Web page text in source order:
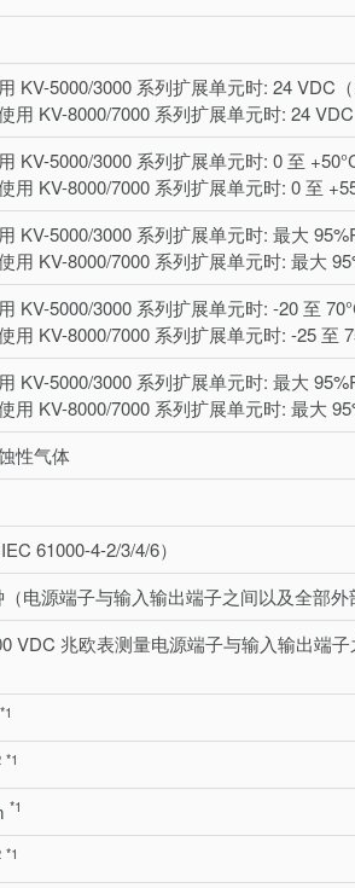
KV-5000/3000 系列扩展单元时: 24 VDC（
用 KV-8000/7000 系列扩展单元时: 24 VDC
KV-5000/3000 系列扩展单元时: 0 至
用 KV-8000/7000 系列扩展单元时: 0 至
KV-5000/3000 系列扩展单元时: 最大
用 KV-8000/7000 系列扩展单元时: 最大
KV-5000/3000 系列扩展单元时: -20 至
用 KV-8000/7000 系列扩展单元时: -25 至
KV-5000/3000 系列扩展单元时: 最大
用 KV-8000/7000 系列扩展单元时: 最大
性气体
61000-4-2/3/4/6）
（电源端子与输入输出端子之间以及全部外
VDC 兆欧表测量电源端子与输入输出端
*1
*1
*1
*1